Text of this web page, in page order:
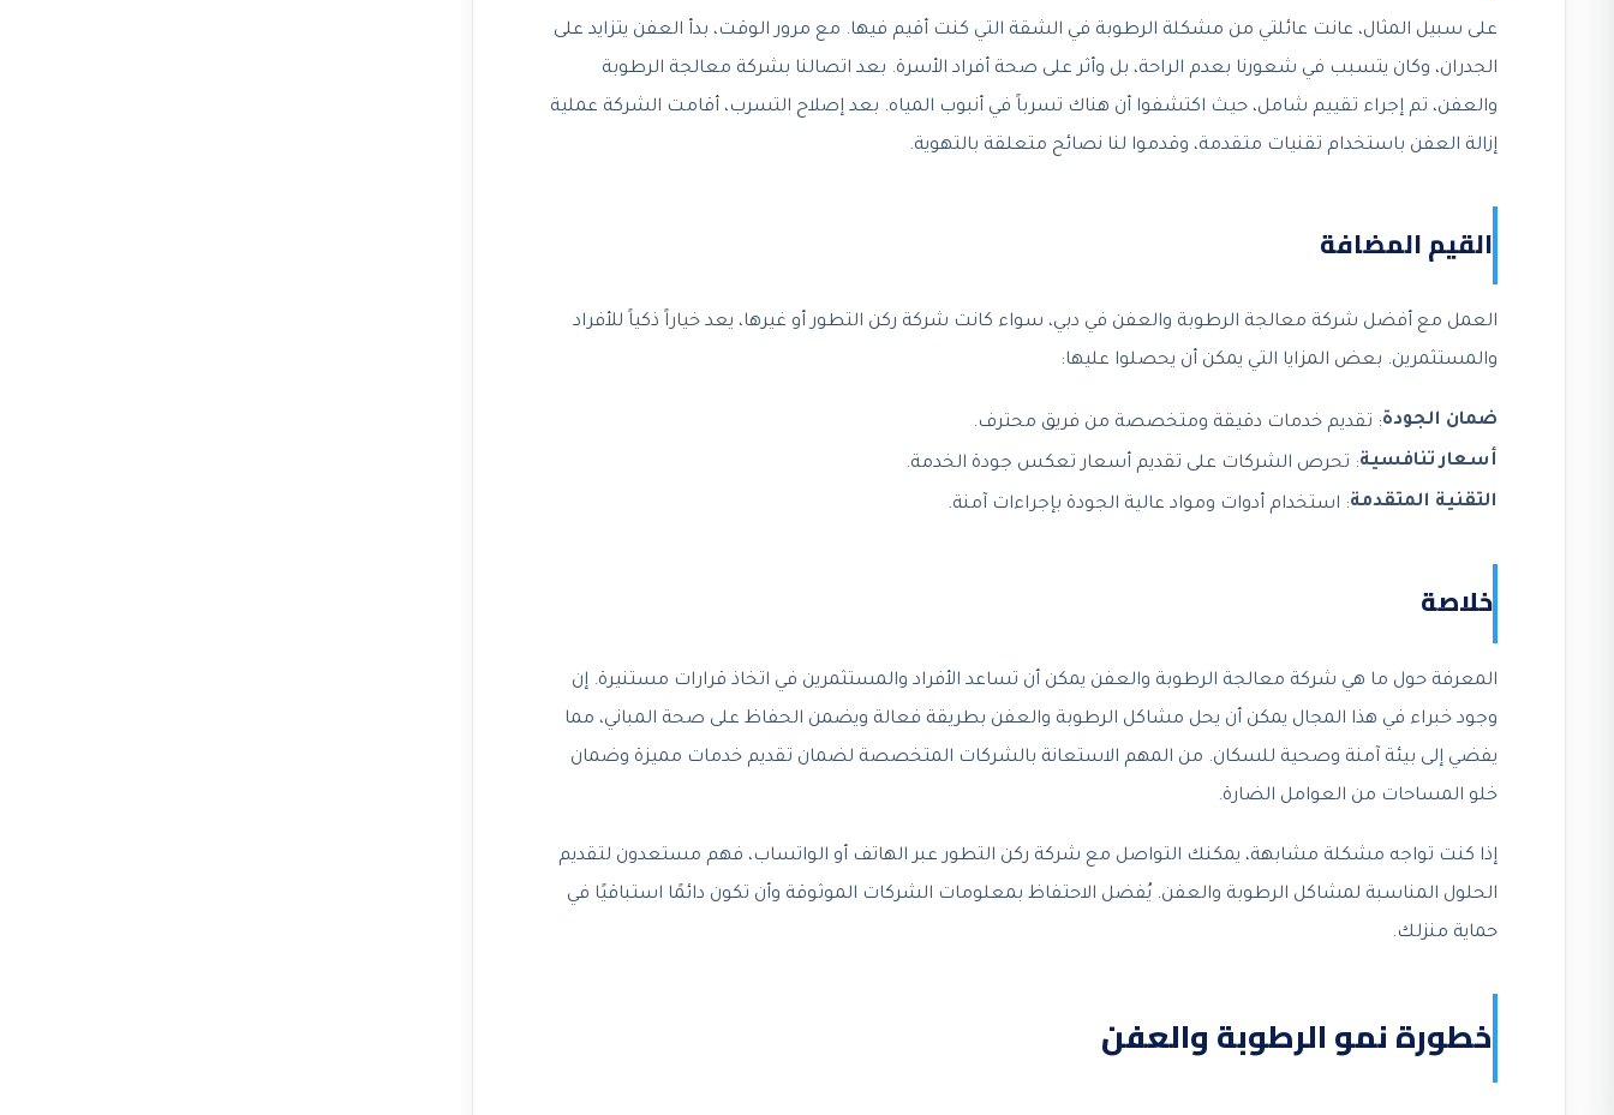
على سبيل المثال، عانت عائلتي من مشكلة الرطوبة في الشقة التي كنت أقيم فيها. مع مرور الوقت، بدأ العفن يتزايد على
الجدران، وكان يتسبب في شعورنا بعدم الراحة، بل وأثر على صحة أفراد الأسرة. بعد اتصالنا بشركة معالجة الرطوبة
والعفن، تم إجراء تقييم شامل، حيث اكتشفوا أن هناك تسرباً في أنبوب المياه. بعد إصلاح التسرب، أقامت الشركة عملية
إزالة العفن باستخدام تقنيات متقدمة، وقدموا لنا نصائح متعلقة بالتهوية.
القيم المضافة
العمل مع أفضل شركة معالجة الرطوبة والعفن في دبي، سواء كانت شركة ركن التطور أو غيرها، يعد خياراً ذكياً للأفراد
والمستثمرين. بعض المزايا التي يمكن أن يحصلوا عليها:
ضمان الجودة: تقديم خدمات دقيقة ومتخصصة من فريق محترف.
أسعار تنافسية: تحرص الشركات على تقديم أسعار تعكس جودة الخدمة.
التقنية المتقدمة: استخدام أدوات ومواد عالية الجودة بإجراءات آمنة.
خلاصة
المعرفة حول ما هي شركة معالجة الرطوبة والعفن يمكن أن تساعد الأفراد والمستثمرين في اتخاذ قرارات مستنيرة. إن
وجود خبراء في هذا المجال يمكن أن يحل مشاكل الرطوبة والعفن بطريقة فعالة ويضمن الحفاظ على صحة المباني، مما
يفضي إلى بيئة آمنة وصحية للسكان. من المهم الاستعانة بالشركات المتخصصة لضمان تقديم خدمات مميزة وضمان
خلو المساحات من العوامل الضارة.
إذا كنت تواجه مشكلة مشابهة، يمكنك التواصل مع شركة ركن التطور عبر الهاتف أو الواتساب، فهم مستعدون لتقديم
الحلول المناسبة لمشاكل الرطوبة والعفن. يُفضل الاحتفاظ بمعلومات الشركات الموثوقة وأن تكون دائمًا استباقيًا في
حماية منزلك.
خطورة نمو الرطوبة والعفن